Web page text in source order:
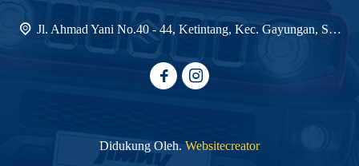
Jl. Ahmad Yani No.40 - 44, Ketintang, Kec. Gayungan, Surabaya, Jawa Timur 60231
Didukung Oleh. Websitecreator